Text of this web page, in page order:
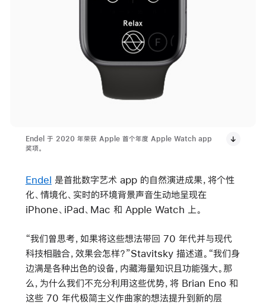
Endel 于 2020 年荣获 Apple 首个年度 Apple Watch app
奖项。
Endel 是首批数字艺术 app 的自然演进成果，将个性
化、情境化、实时的环境背景声音生动地呈现在
iPhone、iPad、Mac 和 Apple Watch 上。
“我们曾思考，如果将这些想法带回 70 年代并与现代
科技相融合，效果会怎样？”Stavitsky 描述道。“我们身
边满是各种出色的设备，内藏海量知识且功能强大。那
么，为什么我们不充分利用这些优势，将 Brian Eno 和
这些 70 年代极简主义作曲家的想法提升到新的层